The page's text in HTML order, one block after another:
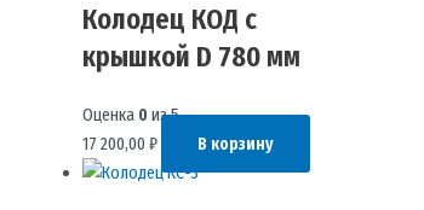
Колодец КОД с
крышкой D 780 мм
Оценка 0 из 5
17 200,00 ₽ В корзину